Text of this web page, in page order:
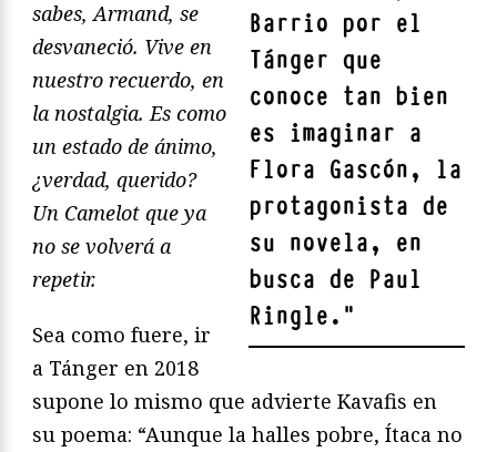
Barrio por el
Tánger que
conoce tan bien
es imaginar a
Flora Gascón, la
protagonista de
su novela, en
busca de Paul
Ringle. "
sabes, Armand, se
desvaneció. Vive en
nuestro recuerdo, en
la nostalgia. Es como
un estado de ánimo,
¿verdad, querido?
Un Camelot que ya
no se volverá a
repetir.
Sea como fuere, ir
a Tánger en 2018
supone lo mismo que advierte Kavafis en
su poema: “Aunque la halles pobre, Ítaca no